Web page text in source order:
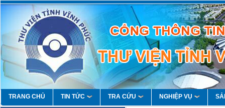
TRANG CHỦ TIN TỨC TRA CỨU NGHIỆP VỤ